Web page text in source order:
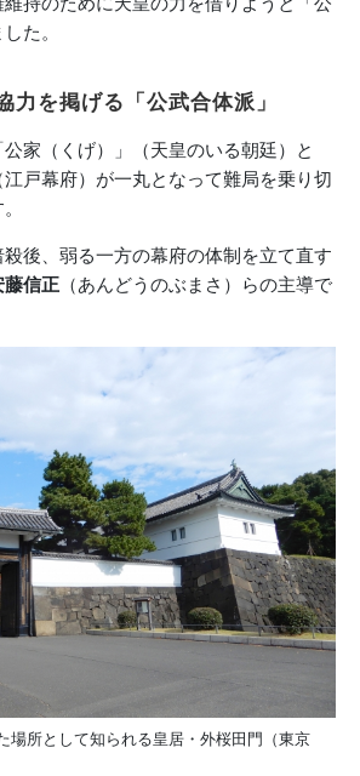
た。
力を掲げる「公武合体派」
公家（くげ）」（天皇のいる朝廷）と
江戸幕府）が一丸となって難局を乗り切
後、弱る一方の幕府の体制を立て直す
藤信正 （あんどうのぶまさ）らの主導で
場所として知られる皇居・外桜田門（東京